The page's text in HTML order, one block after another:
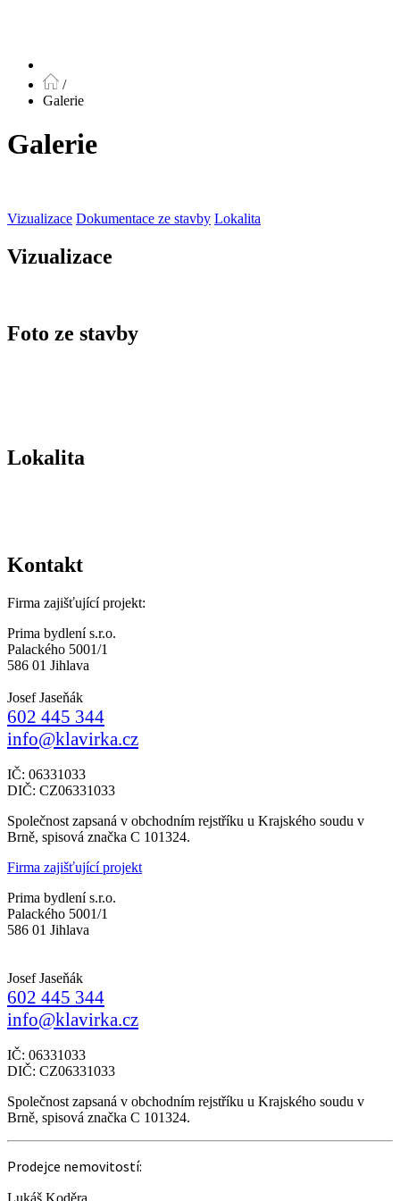
/
Galerie
Galerie
Vizualizace Dokumentace ze stavby Lokalita
Vizualizace
Foto ze stavby
Lokalita
Kontakt
Firma zajišťující projekt:
Prima bydlení s.r.o.
Palackého 5001/1
586 01 Jihlava
Josef Jaseňák
602 445 344
info@klavirka.cz
IČ: 06331033
DIČ: CZ06331033
Společnost zapsaná v obchodním rejstříku u Krajského soudu v
Brně, spisová značka C 101324.
Firma zajišťující projekt
Prima bydlení s.r.o.
Palackého 5001/1
586 01 Jihlava
Josef Jaseňák
602 445 344
info@klavirka.cz
IČ: 06331033
DIČ: CZ06331033
Společnost zapsaná v obchodním rejstříku u Krajského soudu v
Brně, spisová značka C 101324.
Prodejce nemovitostí: